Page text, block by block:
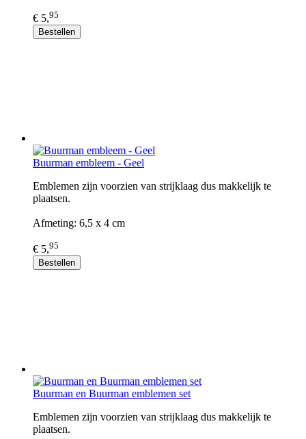
€ 5,95
Bestellen
Buurman embleem - Geel
Emblemen zijn voorzien van strijklaag dus makkelijk te
plaatsen.
Afmeting: 6,5 x 4 cm
€ 5,95
Bestellen
Buurman en Buurman emblemen set
Emblemen zijn voorzien van strijklaag dus makkelijk te
plaatsen.